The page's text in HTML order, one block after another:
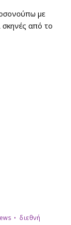
με
σκηνές από το
διεθνή